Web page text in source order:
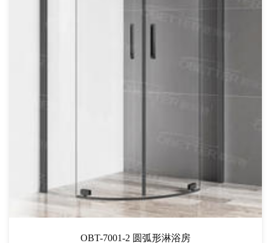
OBT-7001-2 圆弧形淋浴房